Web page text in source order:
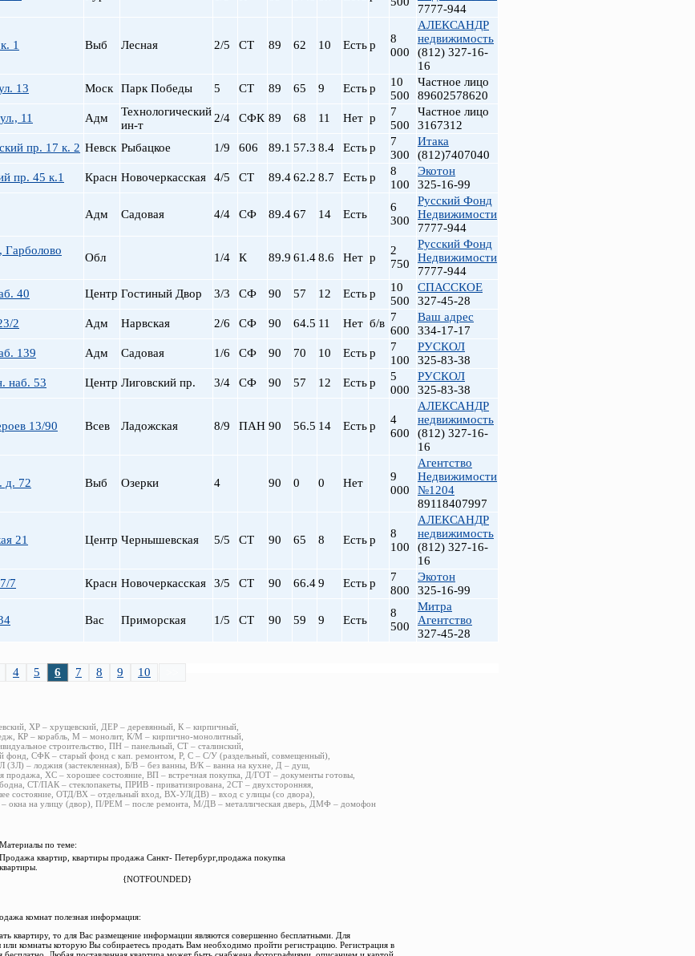
7777-944
1 Выб Лесная 2/5 СТ 89 62 10 Естьр
8
000
АЛЕКСАНДР
недвижимость
(812) 327-16-
16
13 Моск Парк Победы 5 СТ 89 65 9 Естьр
10
500
Частное лицо
89602578620
11 Адм
Технологический
ин-т
2/4 СФК 89 68 11 Нет р
7
500
Частное лицо
3167312
пр. 17 к. 2 Невск Рыбацкое 1/9 606 89.1 57.3 8.4 Естьр
7
300
Итака
(812)7407040
пр. 45 к.1 Красн Новочеркасская 4/5 СТ 89.462.2 8.7 Естьр
8
100
Экотон
325-16-99
Адм Садовая 4/4 СФ 89.467 14 Есть
6
300
Русский Фонд
Недвижимости
7777-944
Гарболово
Обл 1/4 К 89.9 61.48.6 Нет р
2
750
Русский Фонд
Недвижимости
7777-944
40 Центр Гостиный Двор 3/3 СФ 90 57 12 Естьр
10
500
СПАССКОЕ
327-45-28
2 Адм Нарвская 2/6 СФ 90 64.5 11 Нет б/в 7
600
Ваш адрес
334-17-17
139 Адм Садовая 1/6 СФ 90 70 10 Естьр
7
100
РУСКОЛ
325-83-38
наб. 53 Центр Лиговский пр. 3/4 СФ 90 57 12 Естьр
5
000
РУСКОЛ
325-83-38
13/90 Всев Ладожская 8/9 ПАН 90 56.5 14 Естьр
4
600
АЛЕКСАНДР
недвижимость
(812) 327-16-
16
д. 72 Выб Озерки 4 90 0 0 Нет
9
000
Агентство
Недвижимости
№1204
89118407997
21 Центр Чернышевская 5/5 СТ 90 65 8 Естьр
8
100
АЛЕКСАНДР
недвижимость
(812) 327-16-
16
7 Красн Новочеркасская 3/5 СТ 90 66.49 Естьр
7
800
Экотон
325-16-99
Вас Приморская 1/5 СТ 90 59 9 Есть
8
500
Митра
Агентство
327-45-28
4 5 6 7 8 9 10
ХР – хрущевский, ДЕР – деревянный, К – кирпичный,
КР – корабль, М – монолит, К/М – кирпично-монолитный,
строительство, ПН – панельный, СТ – сталинский,
фонд, СФК – старый фонд с кап. ремонтом, Р, С – С/У (раздельный, совмещенный),
(ЗЛ) – лоджия (застекленная), Б/В – без ванны, В/К – ванна на кухне, Д – душ,
продажа, ХС – хорошее состояние, ВП – встречная покупка, Д/ГОТ – документы готовы,
СТ/ПАК – стеклопакеты, ПРИВ - приватизирована, 2СТ – двухсторонняя,
состояние, ОТД/ВХ – отдельный вход, ВХ-УЛ(ДВ) – вход с улицы (со двора),
окна на улицу (двор), П/РЕМ – после ремонта, М/ДВ – металлическая дверь, ДМФ – домофон
Материалы по теме:
Продажа квартир, квартиры продажа Санкт- Петербург,продажа покупка
квартиры.
{NOTFOUNDED}
комнат полезная информация:
квартиру, то для Вас размещение информации являются совершенно бесплатными. Для
или комнаты которую Вы собираетесь продать Вам необходимо пройти регистрацию. Регистрация в